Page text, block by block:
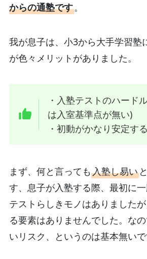
からの通塾です。
我が息子は、小3から大手学習塾
が色々メリットがありました。
・入塾テストのハード
は入室基準点が無い)
・初動がかなり安定する
まず、何と言っても 入塾し易い
す、息子が入塾する際、最初に
テストらしきモノはありました
る要素はありませんでした。な
いリスク、というのは基本無いで